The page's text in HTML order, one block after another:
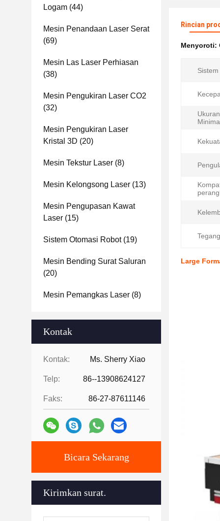
Logam (44)
Mesin Penandaan Laser Serat
(69)
Mesin Las Laser Perhiasan
(38)
Mesin Pengukiran Laser CO2
(32)
Mesin Pengukiran Laser
Kristal 3D (20)
Mesin Tekstur Laser (8)
Mesin Kelongsong Laser (13)
Mesin Pengupasan Kawat
Laser (15)
Sistem Otomasi Robot(19)
Mesin Bending Surat Saluran
(20)
Mesin Pemangkas Laser (8)
Kontak
Kontak: Ms. Sherry Xiao
Telp: 86--13908624127
Faks: 86-27-87611146
Bicara Sekarang
Kirimkan surat.
Rincian
Menyoroti:
Large